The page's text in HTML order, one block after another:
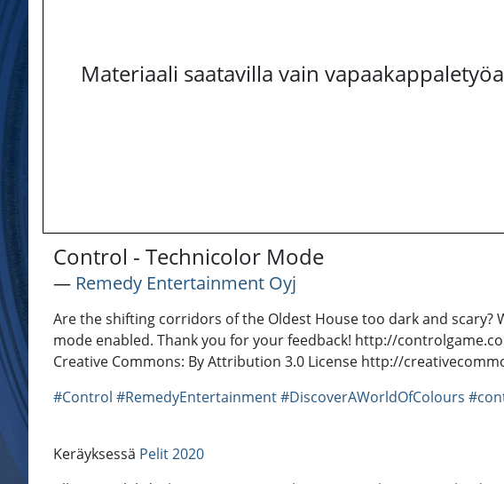
Materiaali saatavilla vain
Control - Technicolor Mode
― Remedy Entertainment Oyj
Are the shifting corridors of the Oldest House too dark and
mode enabled. Thank you for your feedback! http://
Creative Commons: By Attribution 3.0 License http://
#Control #RemedyEntertainment#DiscoverAWorldOfColours
Keräyksessä Pelit 2020